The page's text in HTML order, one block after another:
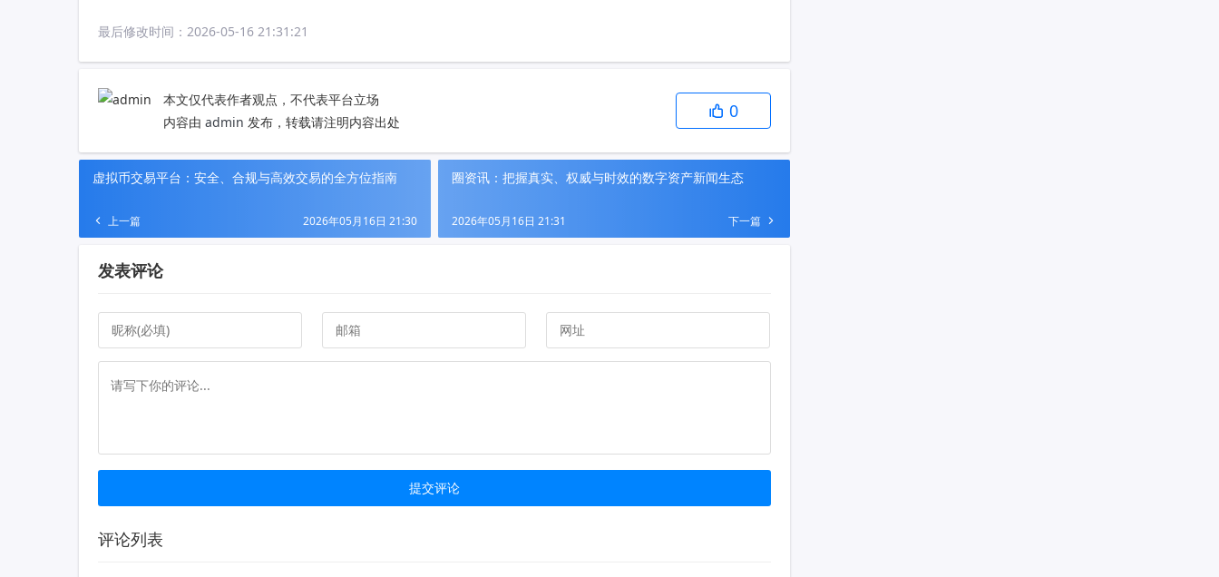
最后修改时间： 2026-05-16 21:31:21
本文仅代表作者观点，不代表平台立场
内容由 admin 发布，转载请注明内容出处
0
虚拟币交易平台：安全、合规与高效交易的全方位指南
上一篇 2026年05月16日 21:30
圈资讯：把握真实、权威与时效的数字资产新闻生态
下一篇
2026年05月16日 21:31
发表评论
评论列表